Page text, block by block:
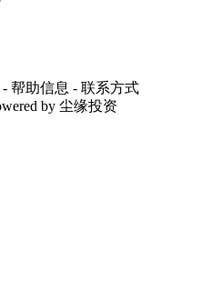
帮助信息 - 联系方式
by 尘缘投资